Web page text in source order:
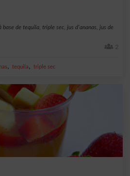
de tequila, triple sec, jus d'ananas, jus de
2
, tequila, triple sec